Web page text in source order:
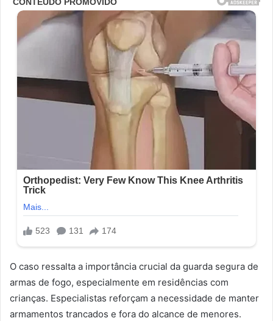
O caso ressalta a importância crucial da guarda segura de
armas de fogo, especialmente em residências com
crianças. Especialistas reforçam a necessidade de manter
armamentos trancados e fora do alcance de menores.